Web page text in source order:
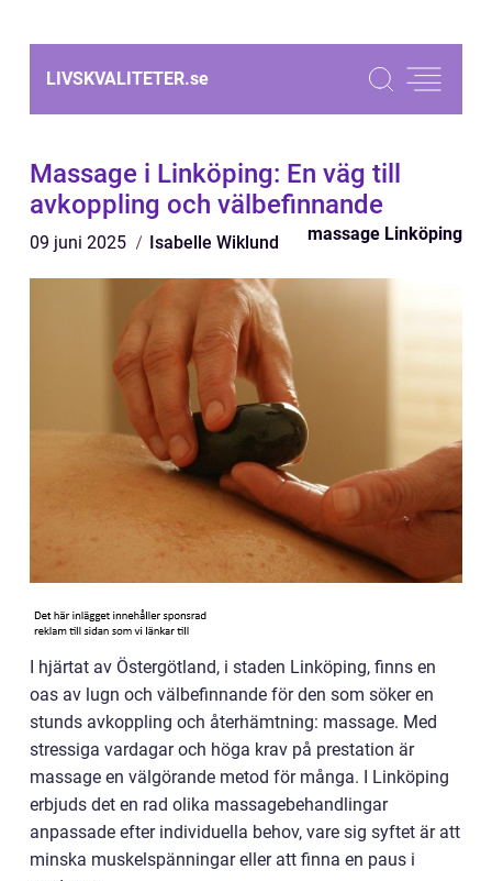
LIVSKVALITETER.se
Massage i Linköping: En väg till
avkoppling och välbefinnande
09 juni 2025 Isabelle Wiklund massage Linköping
I hjärtat av Östergötland, i staden Linköping, finns en
oas av lugn och välbefinnande för den som söker en
stunds avkoppling och återhämtning: massage. Med
stressiga vardagar och höga krav på prestation är
massage en välgörande metod för många. I Linköping
erbjuds det en rad olika massagebehandlingar
anpassade efter individuella behov, vare sig syftet är att
minska muskelspänningar eller att finna en paus i